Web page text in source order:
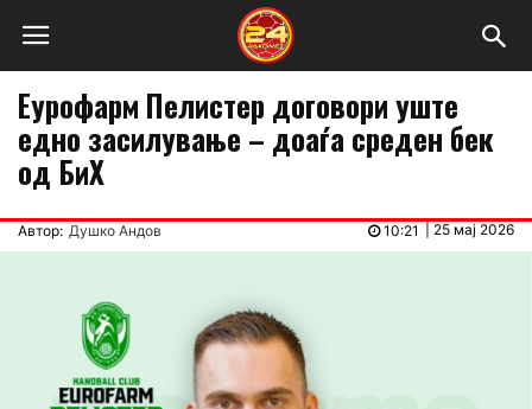
Еурофарм Пелистер договори уште
едно засилување – доаѓа среден бек
од БиХ
Автор: Душко Андов 25 мај 2026
10:21